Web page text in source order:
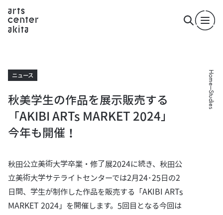
Home
Studies
ニュース
秋美学生の作品を展示販売する
「AKIBI ARTs MARKET 2024」
今年も開催！
秋田公立美術大学卒業・修了展2024に続き、秋田公
立美術大学サテライトセンターでは2月24･25日の2
日間、学生が制作した作品を販売する「AKIBI ARTs
MARKET 2024」を開催します。5回目となる今回は